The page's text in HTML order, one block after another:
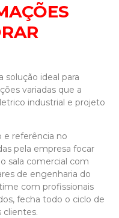
solução ideal para
variadas que a
industrial e projeto
e referência no
pela empresa focar
sala comercial com
de engenharia do
com profissionais
fecha todo o ciclo de
clientes.